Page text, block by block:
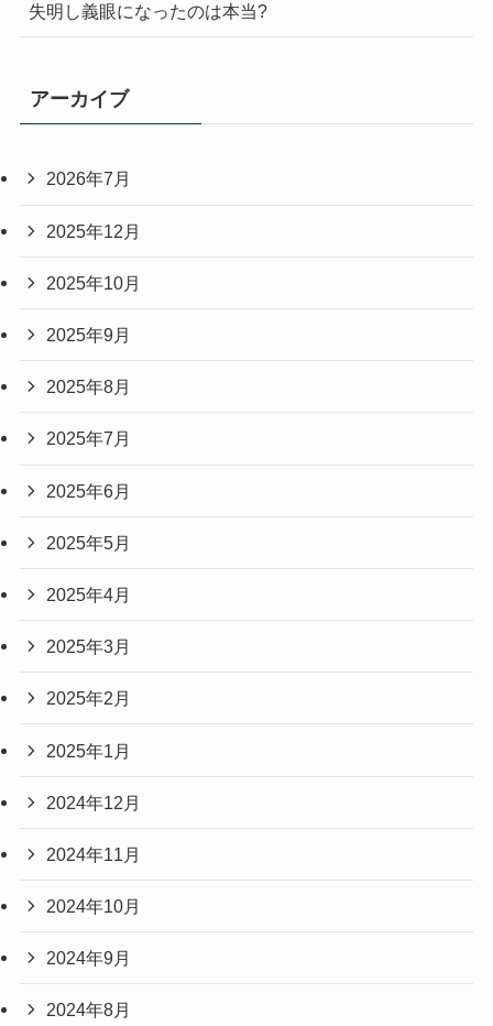
失明し義眼になったのは本当?
アーカイブ
2026年7月
2025年12月
2025年10月
2025年9月
2025年8月
2025年7月
2025年6月
2025年5月
2025年4月
2025年3月
2025年2月
2025年1月
2024年12月
2024年11月
2024年10月
2024年9月
2024年8月